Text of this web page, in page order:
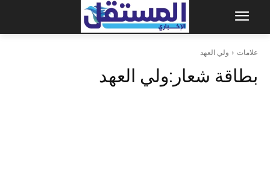
علامات ولي العهد
بطاقة شعار:ولي العهد